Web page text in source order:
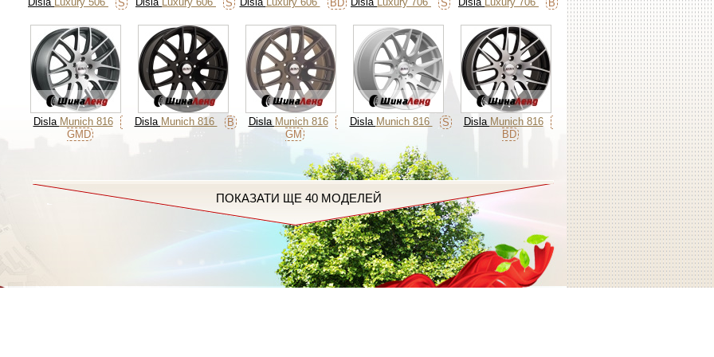
S S BD S B
Disla Munich 816
GMD
Disla Munich 816 B Disla Munich 816
GM
Disla Munich 816 S Disla Munich 816
BD
ПОКАЗАТИ ЩЕ 40 МОДЕЛЕЙ